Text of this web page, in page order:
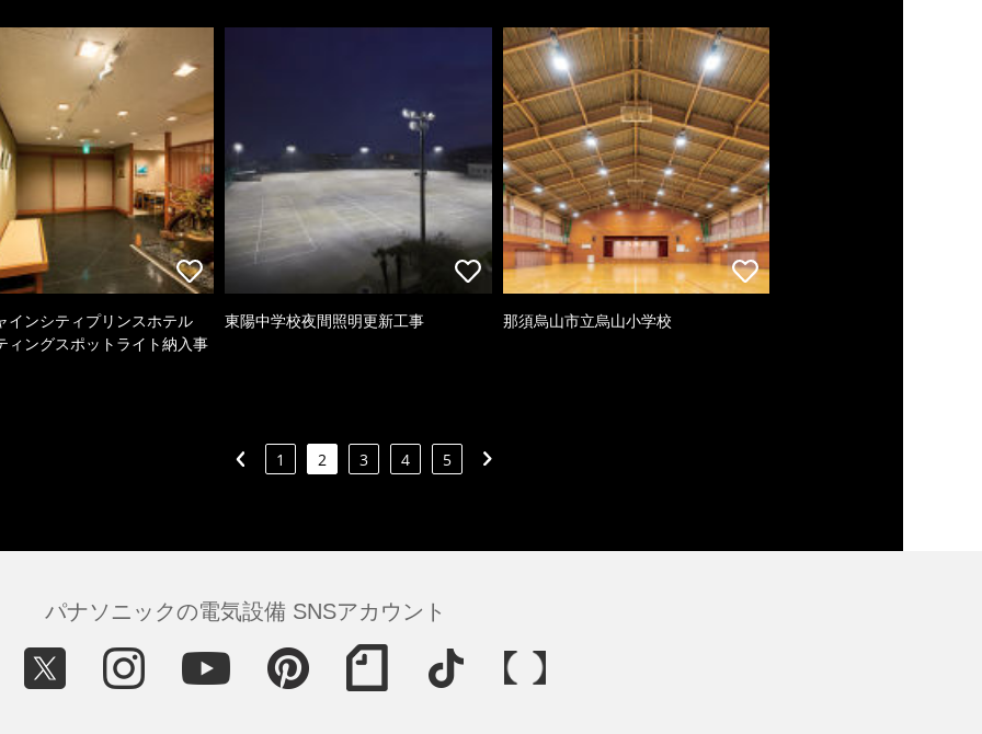
インシティプリンスホテル
ィングスポットライト納入事
東陽中学校夜間照明更新工事 那須烏山市立烏山小学校
1 2 3 4 5
パナソニックの電気設備 SNSアカウント